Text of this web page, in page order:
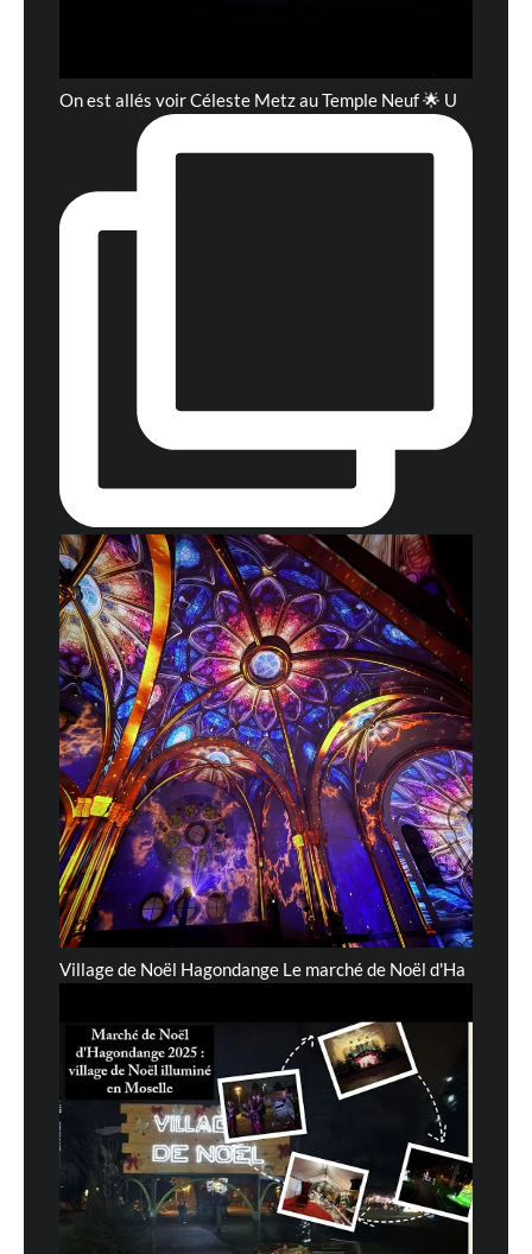
On est allés voir Céleste Metz au Temple Neuf 🌟 U
Village de Noël Hagondange Le marché de Noël d'Ha